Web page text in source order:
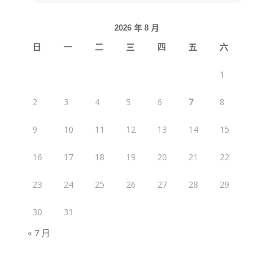
2026 年 8 月
日 一 二 三 四 五 六
1
2 3 4 5 6 7 8
9 10 11 12 13 14 15
16 17 18 19 20 21 22
23 24 25 26 27 28 29
30
31
« 7 月